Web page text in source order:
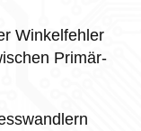
Winkelfehler
Primär-